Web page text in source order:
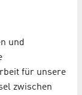
und
für unsere
zwischen